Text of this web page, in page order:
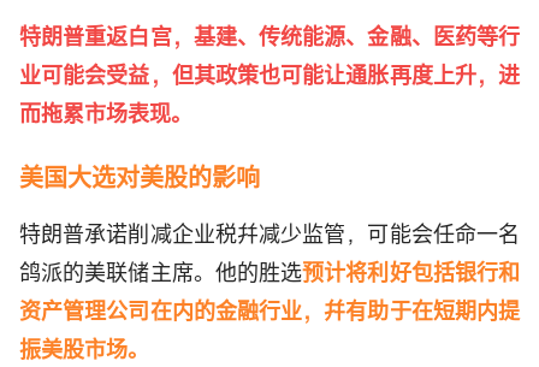
特朗普重返白宫，基建、传统能源、金融、医药等行
业可能会受益，但其政策也可能让通胀再度上升，进
而拖累市场表现。
美国大选对美股的影响
特朗普承诺削减企业税幷减少监管，可能会任命一名
鸽派的美联储主席。他的胜选预计将利好包括银行和
资产管理公司在内的金融行业，幷有助于在短期内提
振美股市场。